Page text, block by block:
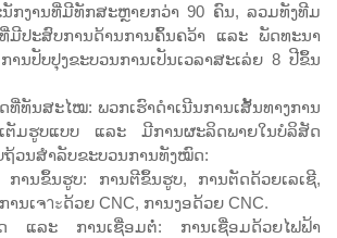
ກງານທີ່ມີທັກສະຫຼາຍກວ່າ 90 ຄົນ, ລວມທັງທີມ
ມີປະສົບການດ້ານການຄົ້ນຄວ້າ ແລະ ພັດທະນາ
ນປັບປຸງຂະບວນການເປັນເວລາສະເລ່ຍ 8 ປີຂຶ້ນ
ທີ່ທັນສະໄໝ: ພວກເຮົາດຳເນີນການເສັ້ນທາງການ
ເຕັມຮູບແບບ ແລະ ມີການຜະລິດພາຍໃນບໍລິສັດ
ຖ້ວນສຳລັບຂະບວນການທັງໝົດ:
ານຂຶ້ນຮູບ: ການຕີຂຶ້ນຮູບ, ການຕັດດ້ວຍເລເຊີ,
ນເຈาะດ້ວຍ CNC, ການງອດ້ວຍ CNC.
ດ ແລະ ການເຊື່ອມຕໍ່: ການເຊື່ອມດ້ວຍໄຟຟ້າ